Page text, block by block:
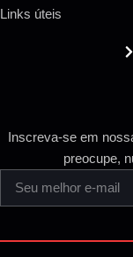
Links úteis
Inscreva-se em
preocupe,